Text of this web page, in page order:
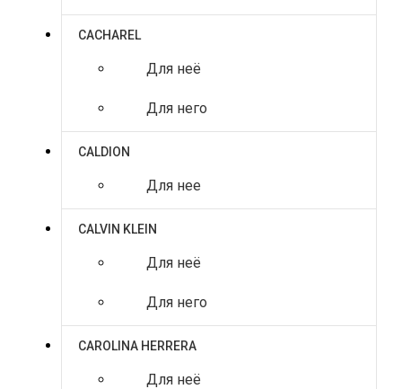
CACHAREL
Для неё
Для него
CALDION
Для нее
CALVIN KLEIN
Для неё
Для него
CAROLINA HERRERA
Для неё